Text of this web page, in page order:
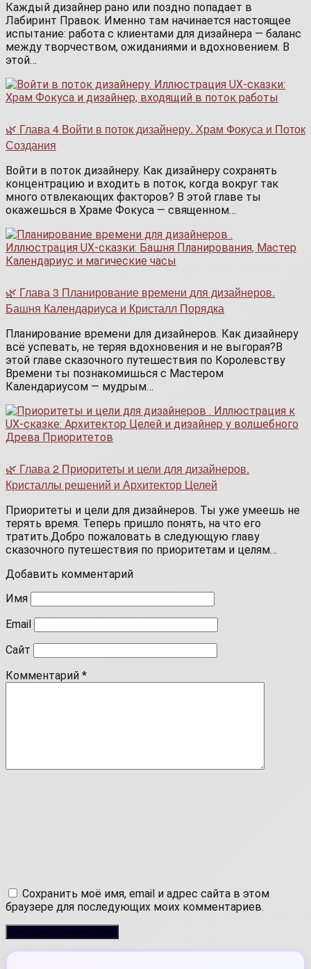
Каждый дизайнер рано или поздно попадает в
Лабиринт Правок. Именно там начинается настоящее
испытание: работа с клиентами для дизайнера — баланс
между творчеством, ожиданиями и вдохновением. В
этой…
🌿 Глава 4 Войти в поток дизайнеру. Храм Фокуса и Поток
Создания
Войти в поток дизайнеру. Как дизайнеру сохранять
концентрацию и входить в поток, когда вокруг так
много отвлекающих факторов? В этой главе ты
окажешься в Храме Фокуса — священном…
🌿 Глава 3 Планирование времени для дизайнеров.
Башня Календариуса и Кристалл Порядка
Планирование времени для дизайнеров. Как дизайнеру
всё успевать, не теряя вдохновения и не выгорая?В
этой главе сказочного путешествия по Королевству
Времени ты познакомишься с Мастером
Календариусом — мудрым…
🌿 Глава 2 Приоритеты и цели для дизайнеров.
Кристаллы решений и Архитектор Целей
Приоритеты и цели для дизайнеров. Ты уже умеешь не
терять время. Теперь пришло понять, на что его
тратить.Добро пожаловать в следующую главу
сказочного путешествия по приоритетам и целям…
Добавить комментарий
Имя
Email
Сайт
Комментарий *
Сохранить моё имя, email и адрес сайта в этом
браузере для последующих моих комментариев.